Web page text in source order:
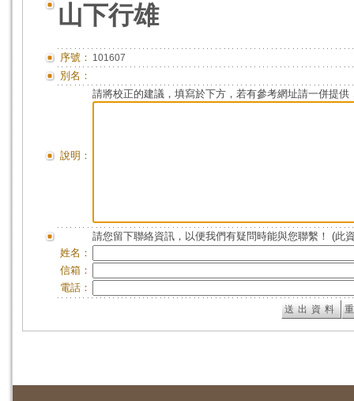
山下行雄
序號： 101607
別名：
說明：
請將校正的建議，填寫於下方，若有參考網址請一併提供
請您留下聯絡資訊，以便我們有疑問時能與您聯繫！ (此
姓名：
信箱：
電話：